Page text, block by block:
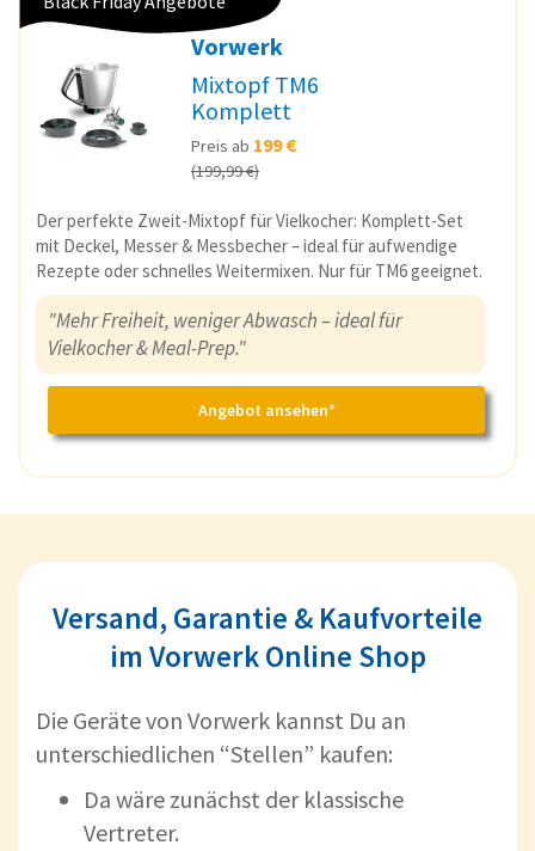
Vorwerk
Mixtopf TM6
Komplett
Preis ab 199 €
(199,99 €)
Der perfekte Zweit-Mixtopf für Vielkocher: Komplett-Set
mit Deckel, Messer & Messbecher – ideal für aufwendige
Rezepte oder schnelles Weitermixen. Nur für TM6 geeignet.
"Mehr Freiheit, weniger Abwasch – ideal für
Vielkocher & Meal-Prep."
Angebot ansehen*
Versand, Garantie & Kaufvorteile
im Vorwerk Online Shop
Die Geräte von Vorwerk kannst Du an
unterschiedlichen “Stellen” kaufen:
Da wäre zunächst der klassische
Vertreter.